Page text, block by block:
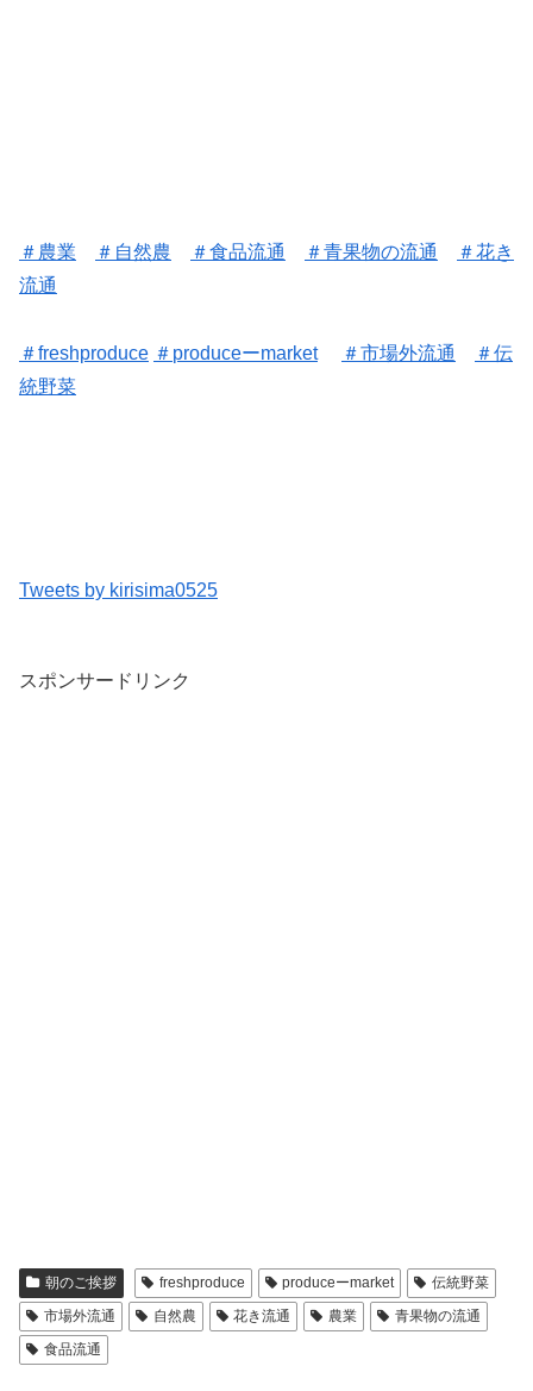
＃ 農業 ＃ 自然農 ＃食品流通 ＃青果物の流通
＃花き
流通
＃freshproduce ＃ produceーmarket ＃市場外流通 ＃伝
統野菜
Tweets by kirisima0525
スポンサードリンク
朝のご挨拶 freshproduce produceーmarket
伝統野菜
市場外流通
自然農 花き流通 農業
青果物の流通
食品流通